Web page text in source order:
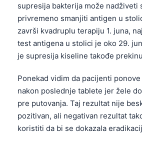
supresija bakterija može nadživeti
privremeno smanjiti antigen u
završi kvadruplu terapiju 1. juna,
test antigena u stolici je oko 29.
je supresija kiseline takođe
Ponekad vidim da pacijenti
nakon poslednje tablete jer žele
pre putovanja. Taj rezultat nije
pozitivan, ali negativan rezultat
koristiti da bi se dokazala
Suomi
Hrvatski
Slovenčina
پښتو
سنڌي
සිංහල
অসমীয়া